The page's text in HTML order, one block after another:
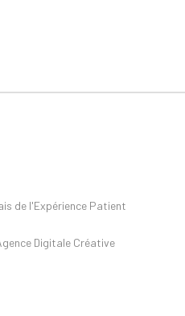
Digitale Créative
de l'Expérience Patient